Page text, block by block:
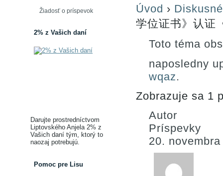
Žiadosť o príspevok
2% z Vašich daní
Darujte prostredníctvom
Liptovského Anjela 2% z
Vašich daní tým, ktorý to
naozaj potrebujú.
Pomoc pre Lisu
Úvod ›
学位证书》认证
Toto téma
naposledny
wqaz.
Zobrazuje sa 1
Autor
Príspevky
20.